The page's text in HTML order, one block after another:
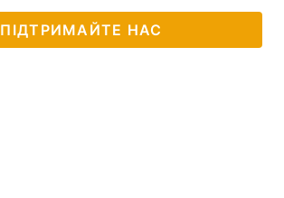
ПІДТРИМАЙТЕ НАС